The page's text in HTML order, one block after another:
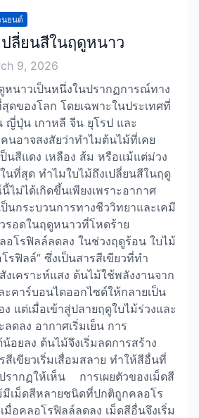
นยนต์
ปลี่ยนสีในฤดูหนาว
9, 2026
หนาวเป็นหนึ่งในปรากฏการณ์ทาง
ดของโลก โดยเฉพาะในประเทศที่
ญี่ปุ่น เกาหลี จีน ยุโรป และ
นอาจสงสัยว่าทำไมต้นไม้ที่เคย
ป็นสีแดง เหลือง ส้ม หรือแม้แต่ม่วง
นที่สุด ทำไมใบไม้ถึงเปลี่ยนสีในฤดู
ม่ได้เกิดขึ้นเพียงเพราะอากาศ
นกระบวนการทางชีววิทยาและเคมี
รอดในฤดูหนาวที่โหดร้าย
อโรฟิลล์ลดลง ในช่วงฤดูร้อน ใบไม้
รฟิลล์” ซึ่งเป็นสารสีเขียวที่ทำ
เคราะห์แสง ต้นไม้ใช้พลังงานจาก
คาร์บอนไดออกไซด์ให้กลายเป็น
ง แต่เมื่อเข้าสู่ปลายฤดูใบไม้ร่วงและ
ดลง อากาศเริ่มเย็น การ
อยลง ต้นไม้จึงเริ่มลดการสร้าง
เขียวเริ่มเสื่อมสลาย ทำให้สีอื่นที่
รากฏให้เห็น การเผยตัวของเม็ดสี
มีเม็ดสีหลายชนิดที่ปกติถูกคลอโร
มื่อคลอโรฟิลล์ลดลง เม็ดสีอื่นจึงเริ่ม